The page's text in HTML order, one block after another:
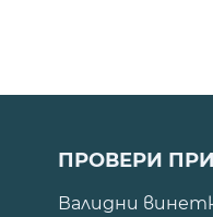
ПРОВЕРИ
Валидни